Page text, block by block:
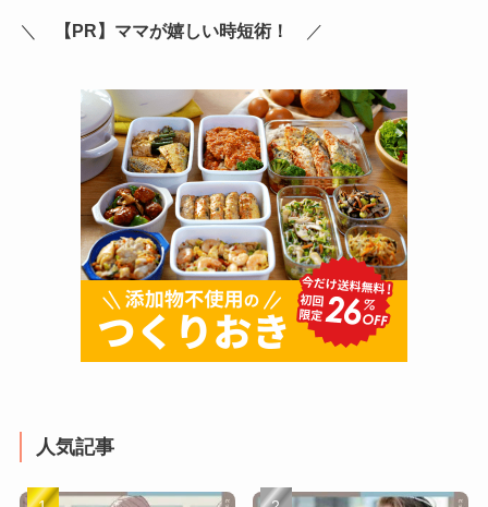
＼ 【PR】ママが嬉しい時短術！ ／
人気記事